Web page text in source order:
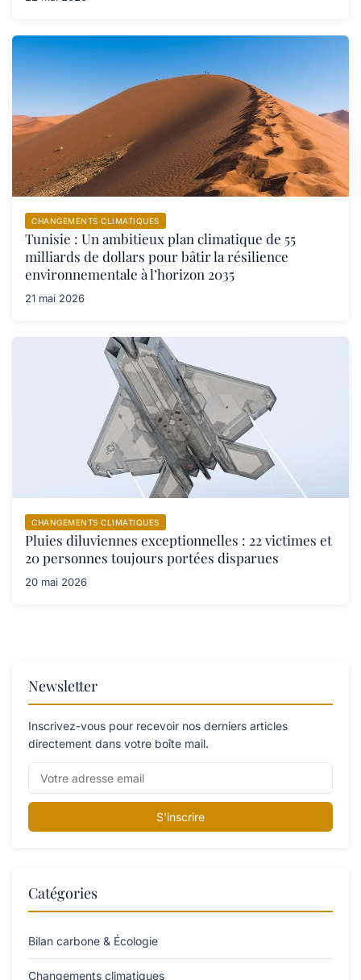
CHANGEMENTS CLIMATIQUES
Tunisie : Un ambitieux plan climatique de 55
milliards de dollars pour bâtir la résilience
environnementale à l’horizon 2035
21 mai 2026
CHANGEMENTS CLIMATIQUES
Pluies diluviennes exceptionnelles : 22 victimes et
20 personnes toujours portées disparues
20 mai 2026
Newsletter
Inscrivez-vous pour recevoir nos derniers articles
directement dans votre boîte mail.
S'inscrire
Catégories
Bilan carbone & Écologie
Changements climatiques